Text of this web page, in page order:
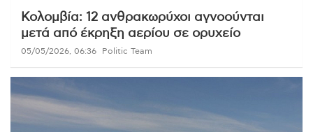
Κολομβία: 12 ανθρακωρύχοι αγνοούνται
μετά από έκρηξη αερίου σε ορυχείο
05/05/2026, 06:36 Politic Team